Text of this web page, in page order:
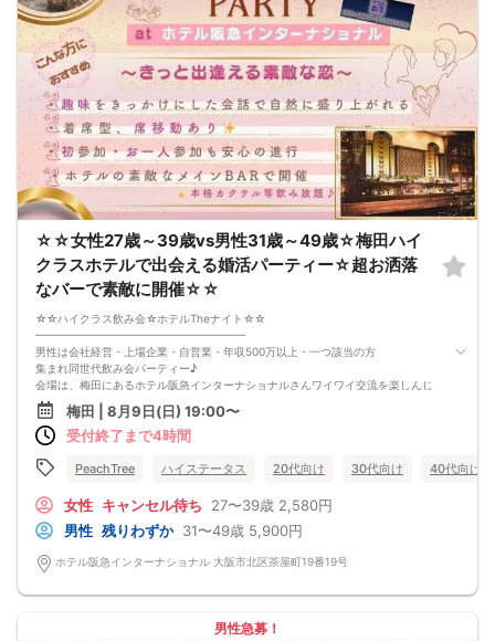
☆☆女性27歳～39歳vs男性31歳～49歳☆梅田ハイ
クラスホテルで出会える婚活パーティー☆超お洒落
なバーで素敵に開催☆☆
☆☆ハイクラス飲み会☆ホテルTheナイト☆☆
━━━━━━━━━━━━━━━━━━━
男性は会社経営・上場企業・自営業・年収500万以上・一つ該当の方
集まれ同世代飲み会パーティー♪
会場は、梅田にあるホテル阪急インターナショナルさんワイワイ交流を楽しんじ
ゃいます
□■□■□■□■□■□■□■□■□■□■□■□■□
『 おすすめ理由 1 』
低料金で開催お勤め帰りに会場のアクセスもバッチリ
『 おすすめ理由 2 』
━━━━━━━━━━━━
広々とした会場で開催
スタッフもいるので、1人参加でも一緒に婚活、恋活しちゃいましょう
━━━━━
━━━━━━━━━━━━━━━━━
梅田 | 8月9日(日) 19:00〜
受付終了まで4時間
PeachTree ハイステータス 20代向け 30代向け 40代向け
女性 キャンセル待ち 27〜39歳 2,580円
男性 残りわずか 31〜49歳 5,900円
ホテル阪急インターナショナル 大阪市北区茶屋町19番19号
男性急募！